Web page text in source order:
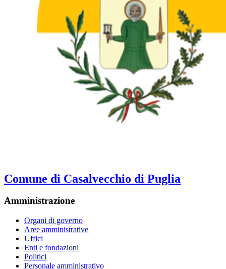
Comune di Casalvecchio di Puglia
Amministrazione
Organi di governo
Aree amministrative
Uffici
Enti e fondazioni
Politici
Personale amministrativo